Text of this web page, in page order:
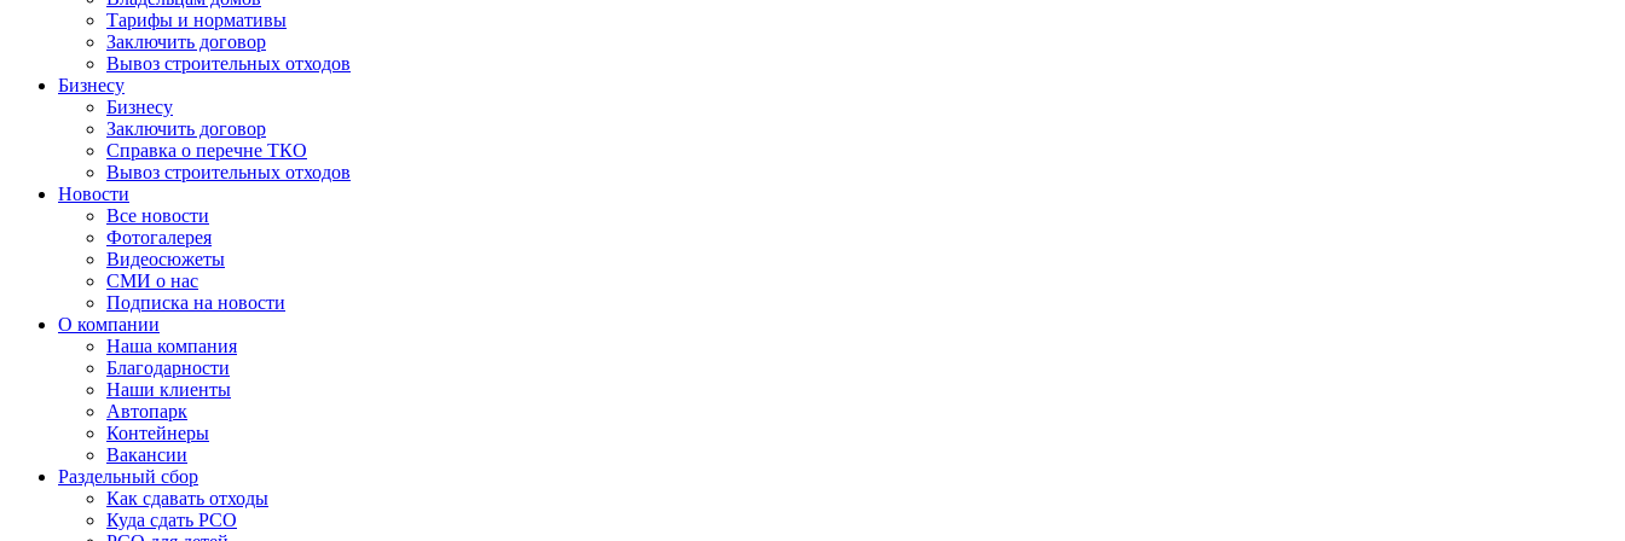
Тарифы и нормативы
Заключить договор
Вывоз строительных отходов
Бизнесу
Бизнесу
Заключить договор
Справка о перечне ТКО
Вывоз строительных отходов
Новости
Все новости
Фотогалерея
Видеосюжеты
СМИ о нас
Подписка на новости
О компании
Наша компания
Благодарности
Наши клиенты
Автопарк
Контейнеры
Вакансии
Раздельный сбор
Как сдавать отходы
Куда сдать РСО